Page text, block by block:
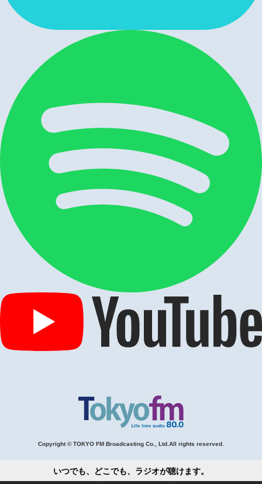
Copyright © TOKYO FM Broadcasting Co., Ltd.All rights reserved.
いつでも、どこでも、ラジオが聴けます。